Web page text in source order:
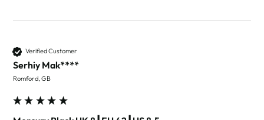
Verified Customer
Serhiy Mak****
Romford, GB